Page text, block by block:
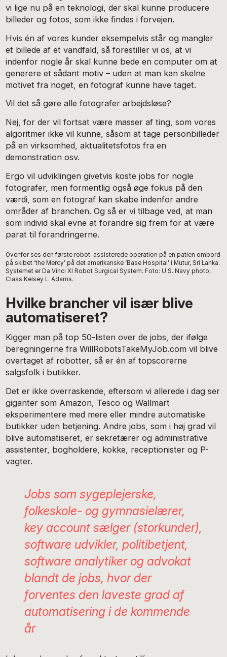
vi lige nu på en teknologi, der skal kunne producere
billeder og fotos, som ikke findes i forvejen.
Hvis én af vores kunder eksempelvis står og mangler
et billede af et vandfald, så forestiller vi os, at vi
indenfor nogle år skal kunne bede en computer om at
generere et sådant motiv – uden at man kan skelne
motivet fra noget, en fotograf kunne have taget.
Vil det så gøre alle fotografer arbejdsløse?
Nej, for der vil fortsat være masser af ting, som vores
algoritmer ikke vil kunne, såsom at tage personbilleder
på en virksomhed, aktualitetsfotos fra en
demonstration osv.
Ergo vil udviklingen givetvis koste jobs for nogle
fotografer, men formentlig også øge fokus på den
værdi, som en fotograf kan skabe indenfor andre
områder af branchen. Og så er vi tilbage ved, at man
som individ skal evne at forandre sig frem for at være
parat til forandringerne.
Ovenfor ses den første robot-assisterede operation på en patien ombord
på skibet ‘the Mercy’ på det amerikanske ‘Base Hospital’ i Mutur, Sri Lanka.
Systemet er Da Vinci XI Robot Surgical System. Foto: U.S. Navy photo,
Class Kelsey L. Adams.
Hvilke brancher vil især blive
automatiseret?
Kigger man på top 50-listen over de jobs, der ifølge
beregningerne fra WillRobotsTakeMyJob.com vil blive
overtaget af robotter, så er én af topscorerne
salgsfolk i butikker.
Det er ikke overraskende, eftersom vi allerede i dag ser
giganter som Amazon, Tesco og Wallmart
eksperimentere med mere eller mindre automatiske
butikker uden betjening. Andre jobs, som i høj grad vil
blive automatiseret, er sekretærer og administrative
assistenter, bogholdere, kokke, receptionister og P-
vagter.
Jobs som sygeplejerske,
folkeskole- og gymnasielærer,
key account sælger (storkunder),
software udvikler, politibetjent,
software analytiker og advokat
blandt de jobs, hvor der
forventes den laveste grad af
automatisering i de kommende
år